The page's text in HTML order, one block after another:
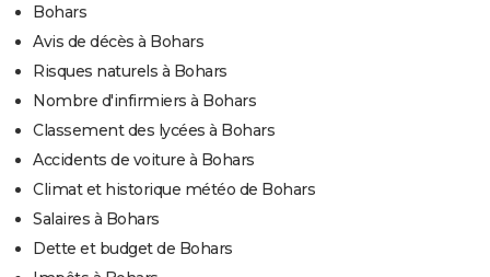
Bohars
Avis de décès à Bohars
Risques naturels à Bohars
Nombre d'infirmiers à Bohars
Classement des lycées à Bohars
Accidents de voiture à Bohars
Climat et historique météo de Bohars
Salaires à Bohars
Dette et budget de Bohars